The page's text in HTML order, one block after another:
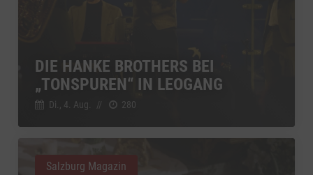
DIE HANKE BROTHERS BEI
„TONSPUREN“ IN LEOGANG
Di., 4. Aug. // 280
Salzburg Magazin